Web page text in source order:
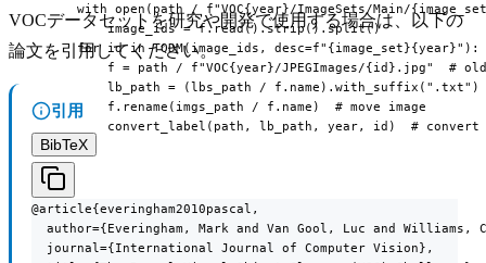
with open(path / f"VOC{year}/ImageSets/Main/
          image_ids = f.read().strip().split()
      for id in TQDM(image_ids, desc=f"{image_set}{year}"):
f = path / f"VOC{year}/JPEGImages/{id}.jpg"  #
lb_path = (lbs_path / f.name).with_suffix(".txt")
          f.rename(imgs_path / f.name)  # move image
convert_label(path, lb_path, year, id)  # convert
VOCデータセットを研究や開発で使用する場合は、以下の
論文を引用してください。
引用
BibTeX
@article{everingham2010pascal,
author={Everingham, Mark and Van Gool, Luc and Williams,
  journal={International Journal of Computer Vision},